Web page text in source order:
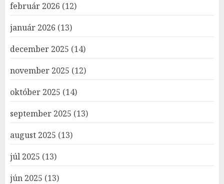
február 2026 (12)
január 2026 (13)
december 2025 (14)
november 2025 (12)
október 2025 (14)
september 2025 (13)
august 2025 (13)
júl 2025 (13)
jún 2025 (13)